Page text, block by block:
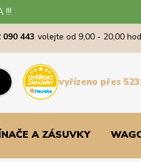
!!!
090 443 volejte od 9,00 - 20,00 hod
vyřízeno přes
A ZÁSUVKY